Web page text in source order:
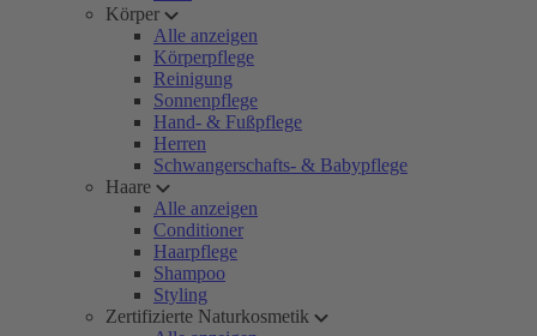
Körper
Alle anzeigen
Körperpflege
Reinigung
Sonnenpflege
Hand- & Fußpflege
Herren
Schwangerschafts- & Babypflege
Haare
Alle anzeigen
Conditioner
Haarpflege
Shampoo
Styling
Zertifizierte Naturkosmetik